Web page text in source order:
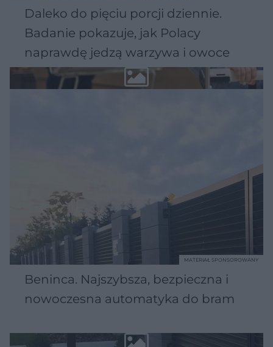
Daleko do pięciu porcji dziennie.
Badanie pokazuje, jak Polacy
naprawdę jedzą warzywa i owoce
Beninca. Najszybsza, bezpieczna i
nowoczesna automatyka do bram
MATERIAŁ SPONSOROWANY